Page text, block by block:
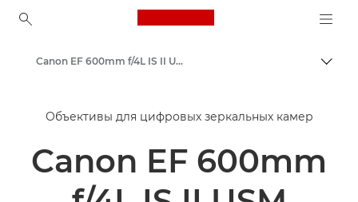
Canon Logo, back to
Объективы для камер Canon
Canon EF 600mm f/4L IS II USM - Объективы - Камера и фотообъективы
Объективы для цифровых зеркальных камер
Canon EF 600mm